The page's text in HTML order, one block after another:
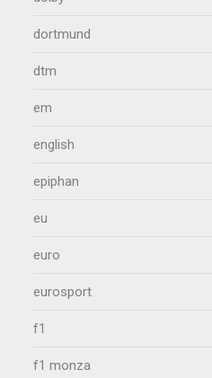
dortmund
dtm
em
english
epiphan
eu
euro
eurosport
f1
f1 monza